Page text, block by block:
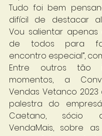
Tudo foi bem
difícil de destacar
Vou salientar
de todos para
encontro especial”,
Entre outros tão
momentos, a
Vendas Vetanco
palestra do
Caetano, sócio
VendaMais, sobre